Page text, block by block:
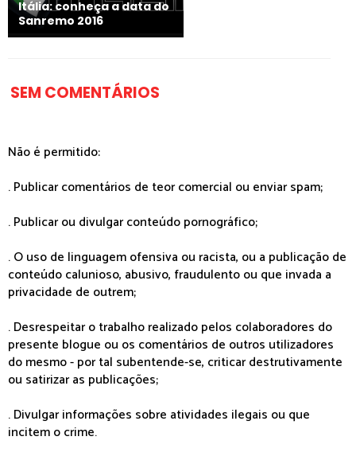
Itália: conheça a data do
Sanremo 2016
SEM COMENTÁRIOS
Não é permitido:
. Publicar comentários de teor comercial ou enviar spam;
. Publicar ou divulgar conteúdo pornográfico;
. O uso de linguagem ofensiva ou racista, ou a publicação de
conteúdo calunioso, abusivo, fraudulento ou que invada a
privacidade de outrem;
. Desrespeitar o trabalho realizado pelos colaboradores do
presente blogue ou os comentários de outros utilizadores
do mesmo - por tal subentende-se, criticar destrutivamente
ou satirizar as publicações;
. Divulgar informações sobre atividades ilegais ou que
incitem o crime.